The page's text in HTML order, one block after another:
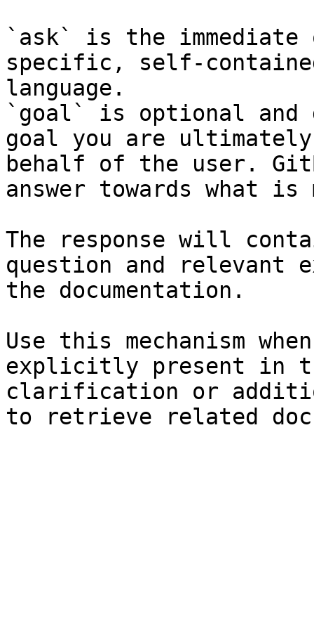
`ask` is the
specific, self-
language.
`goal` is optional and
goal you are
behalf of the user.
answer towards what
The response will
question and relevant
the documentation.
Use this mechanism
explicitly present in
clarification or